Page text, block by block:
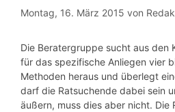
Montag, 16. März 2015 von
Die Beratergruppe sucht aus den
für das spezifische Anliegen vier
Methoden heraus und überlegt
darf die Ratsuchende dabei sein
äußern, muss dies aber nicht. Die